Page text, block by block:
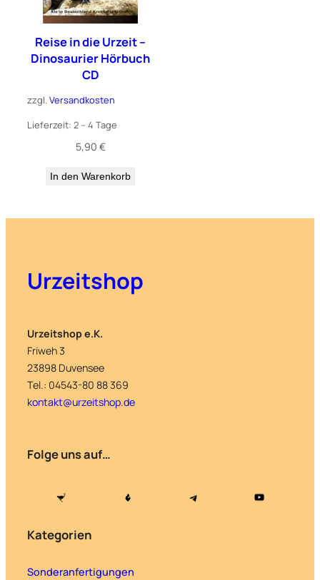
Reise in die Urzeit –
Dinosaurier Hörbuch
CD
zzgl.Versandkosten
Lieferzeit: 2 – 4 Tage
5,90 €
In den Warenkorb
Urzeitshop
Urzeitshop e.K.
Friweh 3
23898 Duvensee
Tel.: 04543-80 88 369
kontakt@urzeitshop.de
Folge uns auf…
Kategorien
Sonderanfertigungen